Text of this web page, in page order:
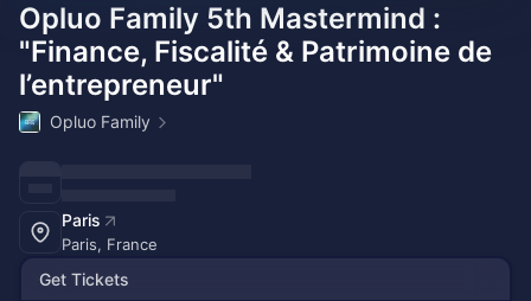
Opluo Family 5th Mastermind :
"Finance, Fiscalité & Patrimoine de
l’entrepreneur"
Opluo Family
Paris
Paris, France
Get Tickets